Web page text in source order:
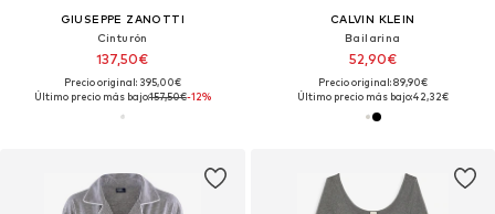
GIUSEPPE ZANOTTI
Cinturón
137,50€
Precio original: 395,00€
Último precio más bajo:157,50€-12%
CALVIN KLEIN
Bailarina
52,90€
Precio original: 89,90€
Último precio más bajo:42,32€